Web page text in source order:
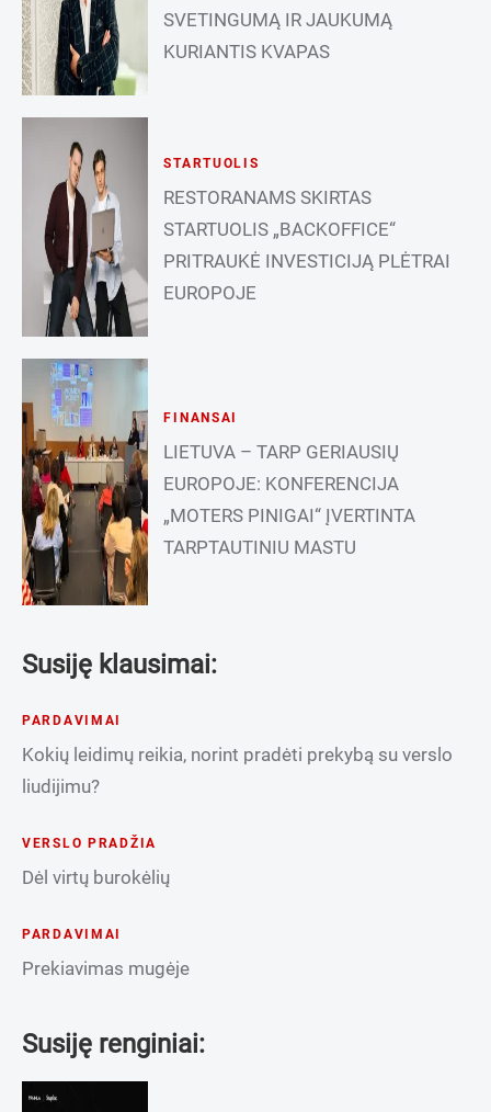
SVETINGUMĄ IR JAUKUMĄ
KURIANTIS KVAPAS
STARTUOLIS
RESTORANAMS SKIRTAS
STARTUOLIS „BACKOFFICE“
PRITRAUKĖ INVESTICIJĄ PLĖTRAI
EUROPOJE
FINANSAI
LIETUVA – TARP GERIAUSIŲ
EUROPOJE: KONFERENCIJA
„MOTERS PINIGAI“ ĮVERTINTA
TARPTAUTINIU MASTU
Susiję klausimai:
PARDAVIMAI
Kokių leidimų reikia, norint pradėti prekybą su verslo
liudijimu?
VERSLO PRADŽIA
Dėl virtų burokėlių
PARDAVIMAI
Prekiavimas mugėje
Susiję renginiai: